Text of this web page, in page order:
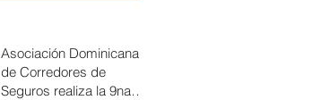
Asociación Dominicana
de Corredores de
Seguros realiza la 9na